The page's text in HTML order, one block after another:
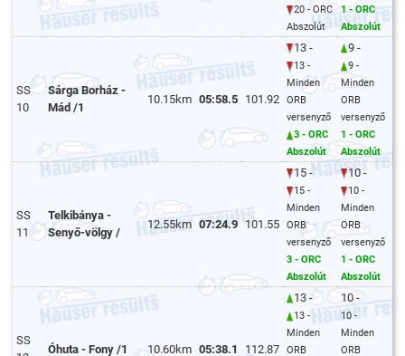
20 - ORC
Abszolút
1 - ORC
Abszolút
SS
10
Sárga Borház -
Mád /1
10.15km 05:58.5 101.92
13 -
13 -
Minden
ORB
versenyző
3 - ORC
Abszolút
9 -
9 -
Minden
ORB
versenyző
1 - ORC
Abszolút
SS
11
Telkibánya -
Senyő-völgy /
12.55km 07:24.9 101.55
15 -
15 -
Minden
ORB
versenyző
3 - ORC
Abszolút
10 -
10 -
Minden
ORB
versenyző
1 - ORC
Abszolút
SS
Óhuta - Fony /1 10.60km 05:38.1 112.87
13 -
13 -
Minden
ORB
10 -
10 -
Minden
ORB